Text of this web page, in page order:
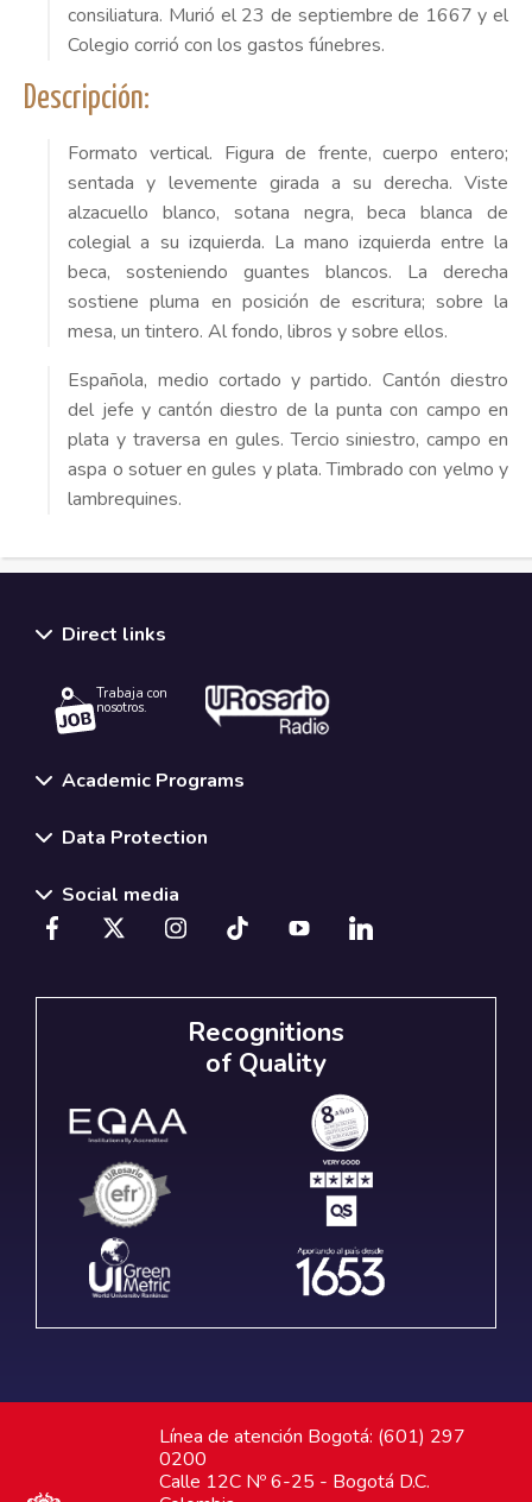
consiliatura. Murió el 23 de septiembre de 1667 y el
Colegio corrió con los gastos fúnebres.
Descripción:
Formato vertical. Figura de frente, cuerpo entero;
sentada y levemente girada a su derecha. Viste
alzacuello blanco, sotana negra, beca blanca de
colegial a su izquierda. La mano izquierda entre la
beca, sosteniendo guantes blancos. La derecha
sostiene pluma en posición de escritura; sobre la
mesa, un tintero. Al fondo, libros y sobre ellos.
Española, medio cortado y partido. Cantón diestro
del jefe y cantón diestro de la punta con campo en
plata y traversa en gules. Tercio siniestro, campo en
aspa o sotuer en gules y plata. Timbrado con yelmo y
lambrequines.
Direct links
Trabaja con
nosotros.
Academic Programs
Data Protection
Social media
Recognitions
of Quality
Línea de atención Bogotá: (601) 297
0200
Calle 12C Nº 6-25 - Bogotá D.C.